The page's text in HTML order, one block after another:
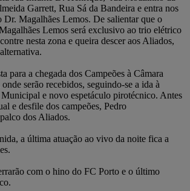
Garrett, Rua Sá da Bandeira e entra nos
Dr. Magalhães Lemos. De salientar que o
Lemos será exclusivo ao trio elétrico
nesta zona e queira descer aos Aliados,
para a chegada dos Campeões à Câmara
serão recebidos, seguindo-se a ida à
e novo espetáculo pirotécnico. Antes
e desfile dos campeões, Pedro
dos Aliados.
a última atuação ao vivo da noite fica a
com o hino do FC Porto e o último